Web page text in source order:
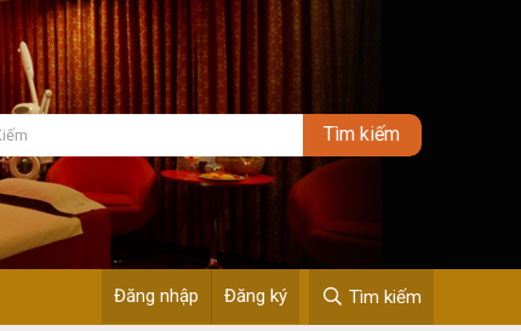
Đăng nhập Đăng ký Tìm kiếm